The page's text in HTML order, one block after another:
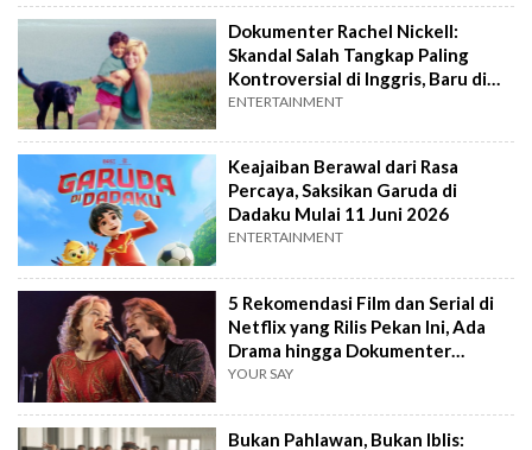
Dokumenter Rachel Nickell:
Skandal Salah Tangkap Paling
Kontroversial di Inggris, Baru di
Netflix
ENTERTAINMENT
Keajaiban Berawal dari Rasa
Percaya, Saksikan Garuda di
Dadaku Mulai 11 Juni 2026
ENTERTAINMENT
5 Rekomendasi Film dan Serial di
Netflix yang Rilis Pekan Ini, Ada
Drama hingga Dokumenter
Kriminal
YOUR SAY
Bukan Pahlawan, Bukan Iblis: